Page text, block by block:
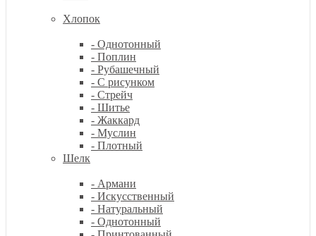
Хлопок
- Однотонный
- Поплин
- Рубашечный
- С рисунком
- Стрейч
- Шитье
- Жаккард
- Муслин
- Плотный
Шелк
- Армани
- Искусственный
- Натуральный
- Однотонный